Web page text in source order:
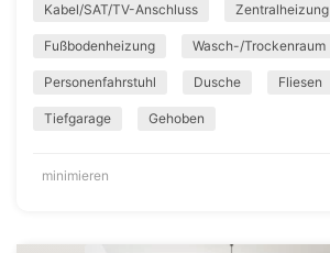
Kabel/SAT/TV-Anschluss Zentralheizung
Fußbodenheizung Wasch-/Trockenraum
Personenfahrstuhl Dusche Fliesen
Tiefgarage Gehoben
minimieren